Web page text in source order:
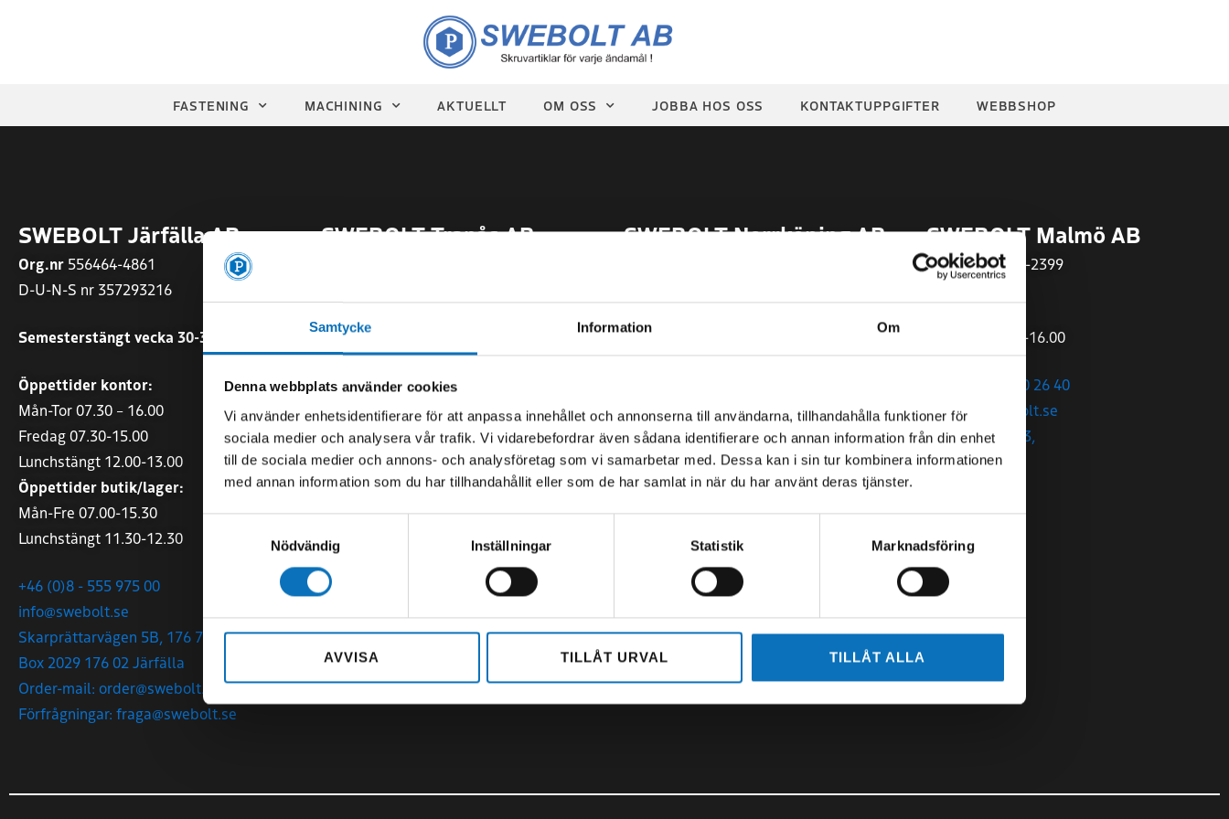
Samtycke Information Om
Denna webbplats använder cookies
Vi använder enhetsidentifierare för att anpassa innehållet och annonserna till användarna, tillhandahålla funktioner för
sociala medier och analysera vår trafik. Vi vidarebefordrar även sådana identifierare och annan information från din enhet
till de sociala medier och annons- och analysföretag som vi samarbetar med. Dessa kan i sin tur kombinera informationen
med annan information som du har tillhandahållit eller som de har samlat in när du har använt deras tjänster.
Nödvändig
Inställningar Statistik Marknadsföring
AVVISA TILLÅT URVAL TILLÅT ALLA
FASTENING MACHINING AKTUELLT OM OSS JOBBA HOS OSS KONTAKTUPPGIFTER WEBBSHOP
SWEBOLT Järfälla AB
Org.nr 556464-4861
D-U-N-S nr 357293216
Semesterstängt vecka 30-31
Öppettider kontor:
Mån-Tor 07.30 – 16.00
Fredag 07.30-15.00
Lunchstängt 12.00-13.00
Öppettider butik/lager:
Mån-Fre 07.00-15.30
Lunchstängt 11.30-12.30
+46 (0)8 - 555 975 00
info@swebolt.se
Skarprättarvägen 5B, 176 77 Järfälla
Box 2029 176 02 Järfälla
Order-mail: order@swebolt.se
Förfrågningar: fraga@swebolt.se
SWEBOLT Tranås AB
Mån-Fre 07.00-14.00
Öppettider:
Mån-Tor 07.00 – 16.30
Fredag 07.00-14.00
+46 (0)140 - 36 23 00
tranas@swebolt.se
573 38 Tranås
SWEBOLT Norrköping AB
Mån-Tor 07.00-14.00
Fredag 07.00-13.00
Öppettider:
Mån-Tor 06.00 – 15.45
Fredag 6.00-14.00
+46 (0)11 - 45 07 400
602 23 Norrköping
SWEBOLT Malmö AB
Org.nr559497-2399
Mån-Fre 07.00-16.00
+46 (0)40 – 680 26 40
malmo@swebolt.se
Kantyxegatan 3,
21376 Malmö